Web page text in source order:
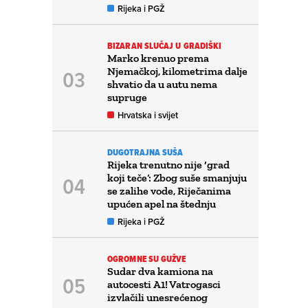
Rijeka i PGŽ
BIZARAN SLUČAJ U GRADIŠKI
Marko krenuo prema
Njemačkoj, kilometrima dalje
shvatio da u autu nema
supruge
Hrvatska i svijet
DUGOTRAJNA SUŠA
Rijeka trenutno nije ‘grad
koji teče’: Zbog suše smanjuju
se zalihe vode, Riječanima
upućen apel na štednju
Rijeka i PGŽ
OGROMNE SU GUŽVE
Sudar dva kamiona na
autocesti A1! Vatrogasci
izvlačili unesrećenog